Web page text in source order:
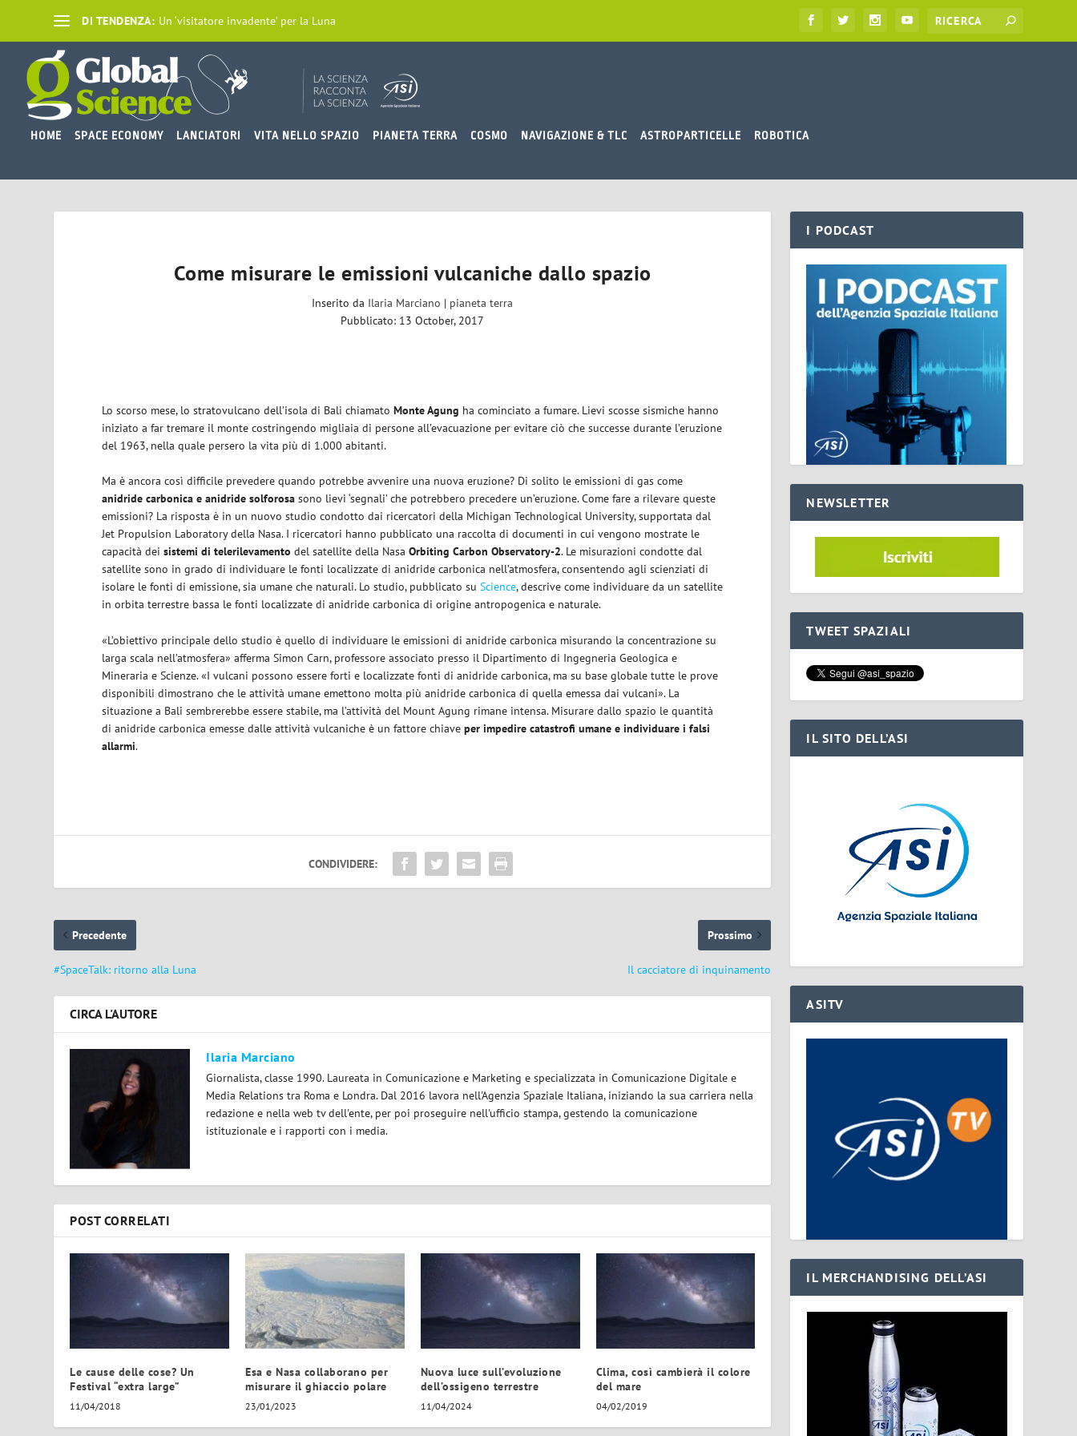
DI TENDENZA: Un ‘visitatore invadente’ per la Luna
HOME SPACE ECONOMY LANCIATORI VITA NELLO SPAZIO PIANETA TERRA COSMO NAVIGAZIONE & TLC ASTROPARTICELLE ROBOTICA
Come misurare le emissioni vulcaniche dallo spazio
Inserito da Ilaria Marciano | pianeta terra
Pubblicato: 13 October, 2017
Lo scorso mese, lo stratovulcano dell’isola di Bali chiamatoMonte Agung ha cominciato a fumare. Lievi scosse sismiche hanno
iniziato a far tremare il monte costringendo migliaia di persone all’evacuazione per evitare ciò che successe durante l’eruzione
del 1963, nella quale persero la vita più di 1.000 abitanti.
Ma è ancora così difficile prevedere quando potrebbe avvenire una nuova eruzione? Di solito le emissioni di gas come
anidride carbonica e anidride solforosa sono lievi ‘segnali’ che potrebbero precedere un’eruzione. Come fare a rilevare queste
emissioni? La risposta è in un nuovo studio condotto dai ricercatori della Michigan Technological University, supportata dal
Jet Propulsion Laboratory della Nasa. I ricercatori hanno pubblicato una raccolta di documenti in cui vengono mostrate le
capacità deisistemi di telerilevamento del satellite della NasaOrbiting Carbon Observatory-2. Le misurazioni condotte dal
satellite sono in grado di individuare le fonti localizzate di anidride carbonica nell’atmosfera, consentendo agli scienziati di
isolare le fonti di emissione, sia umane che naturali. Lo studio, pubblicato suScience, descrive come individuare da un satellite
in orbita terrestre bassa le fonti localizzate di anidride carbonica di origine antropogenica e naturale.
«L’obiettivo principale dello studio è quello di individuare le emissioni di anidride carbonica misurando la concentrazione su
larga scala nell’atmosfera» afferma Simon Carn, professore associato presso il Dipartimento di Ingegneria Geologica e
Mineraria e Scienze. «I vulcani possono essere forti e localizzate fonti di anidride carbonica, ma su base globale tutte le prove
disponibili dimostrano che le attività umane emettono molta più anidride carbonica di quella emessa dai vulcani». La
situazione a Bali sembrerebbe essere stabile, ma l’attività del Mount Agung rimane intensa. Misurare dallo spazio le quantità
di anidride carbonica emesse dalle attività vulcaniche è un fattore chiaveper impedire catastrofi umane e individuare i falsi
allarmi.
CONDIVIDERE:
Precedente
#SpaceTalk: ritorno alla Luna
Prossimo
Il cacciatore di inquinamento
CIRCA L'AUTORE
Ilaria Marciano
Giornalista, classe 1990. Laureata in Comunicazione e Marketing e specializzata in Comunicazione Digitale e
Media Relations tra Roma e Londra. Dal 2016 lavora nell'Agenzia Spaziale Italiana, iniziando la sua carriera nella
redazione e nella web tv dell'ente, per poi proseguire nell'ufficio stampa, gestendo la comunicazione
istituzionale e i rapporti con i media.
POST CORRELATI
Le cause delle cose? Un
Festival “extra large”
11/04/2018
Esa e Nasa collaborano per
misurare il ghiaccio polare
23/01/2023
Nuova luce sull’evoluzione
dell’ossigeno terrestre
11/04/2024
Clima, così cambierà il colore
del mare
04/02/2019
I PODCAST
NEWSLETTER
TWEET SPAZIALI
IL SITO DELL’ASI
ASITV
IL MERCHANDISING DELL’ASI